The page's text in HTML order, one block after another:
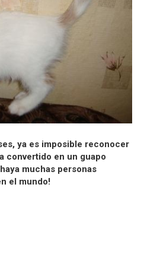
ya es imposible reconocer
convertido en un guapo
muchas personas
el mundo!